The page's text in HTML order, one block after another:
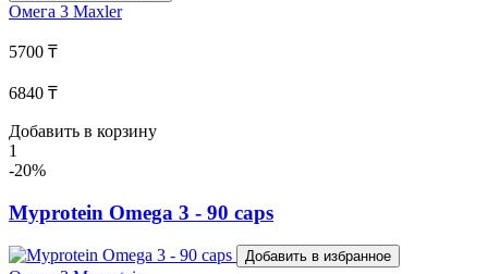
Омега 3 Maxler
5700 ₸
6840 ₸
Добавить в корзину
1
-20%
Myprotein Omega 3 - 90 caps
Добавить в избранное